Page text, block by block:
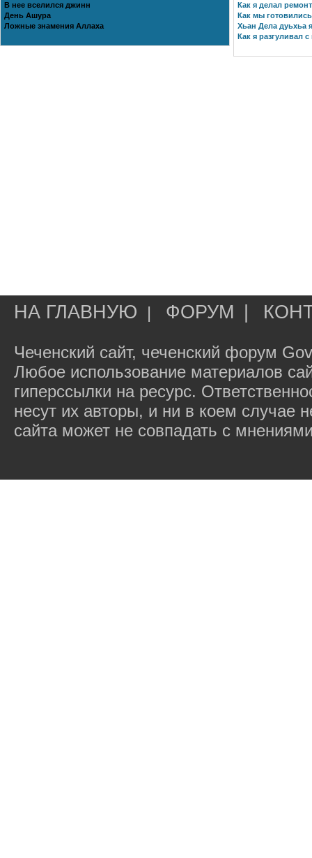
В нее вселился джинн
День Ашура
Ложные знамения Аллаха
Как я делал
Как мы
Хьан Дела дуьхьа
Как я разгуливал
НА ГЛАВНУЮ | ФОРУМ
Чеченский сайт, чеченский форум
Любое использование материалов
гиперссылки на ресурс.
несут их авторы, и ни в коем случае
сайта может не совпадать с